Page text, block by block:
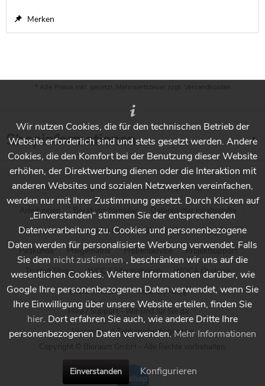
Merken
* Alle Preise inkl. gesetzl. Mehrwertsteuer zzgl. Versandkosten
Shopinformationen
* Alle Preise inkl. gesetzl. Mehrwertsteuer zzgl.Versandkosten
Anleitungen Beratungsformular
Datenblätter Inhaltsstoffe
Händlersuche - Finden Sie Ihren Händler vor Ort
Holzpflege
Padkunde
Pflegematrix Probenservice
Projektsupport
Trusted Shops
WOCA Informationen
WOCA Ökologie
WOCA Videos
Wocashop-Blog
Hilfe / Support - Wir sind für Sie da
Versand und Zahlungsbedingungen
Wir nutzen Cookies, die für den technischen Betrieb der
Website erforderlich sind und stets gesetzt werden. Andere
Cookies, die den Komfort bei der Benutzung dieser Website
erhöhen, der Direktwerbung dienen oder die Interaktion mit
anderen Websites und sozialen Netzwerken vereinfachen,
werden nur mit Ihrer Zustimmung gesetzt. Durch Klicken auf
„Einverstanden“ stimmen Sie der entsprechenden
Datenverarbeitung zu. Cookies und personenbezogene
Daten werden für personalisierte Werbung verwendet. Falls
Sie dem nicht zustimmen , beschränken wir uns auf die
wesentlichen Cookies. Weitere Informationen darüber, wie
Google Ihre personenbezogenen Daten verwendet, wenn Sie
Ihre Einwilligung über unsere Website erteilen, finden Sie
hier. Dort erfahren Sie auch, wie andere Dritte Ihre
personenbezogenen Daten verwenden. Mehr Informationen
Einverstanden Konfigurieren